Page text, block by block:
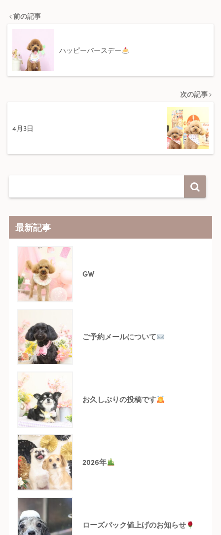
前の記事
ハッピーバースデー
次の記事
4月3日
最新記事
GW
ご予約メールについて
お久しぶりの投稿です
2026年
ローズパック値上げのお知らせ